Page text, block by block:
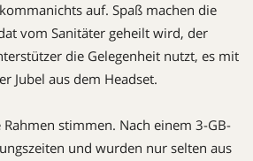
auf. Spaß machen die
vom Sanitäter geheilt wird, der
die Gelegenheit nutzt, es mit
Jubel aus dem Headset.
stimmen. Nach einem 3-GB-
und wurden nur selten aus